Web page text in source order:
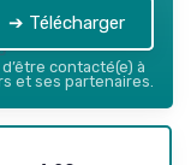
➔ Télécharger
contacté(e) à
et ses partenaires.